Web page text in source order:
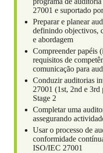
27001 e suportado
Preparar e planear
definindo objectivos,
e abordagem
Compreender papéis
requisitos de
comunicação para
Conduzir auditorias
27001 (1st, 2nd e
Stage 2
Completar uma
assegurando
Usar o processo de
conformidade
ISO/IEC 27001